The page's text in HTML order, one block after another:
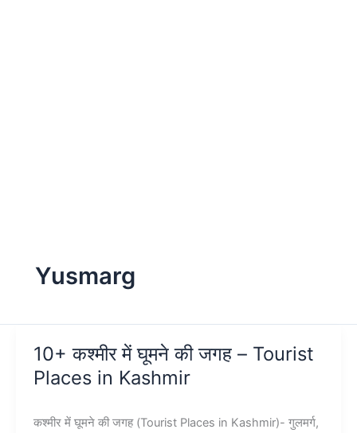
Yusmarg
10+ कश्मीर में घूमने की जगह – Tourist
Places in Kashmir
कश्मीर में घूमने की जगह (Tourist Places in Kashmir)- गुलमर्ग,